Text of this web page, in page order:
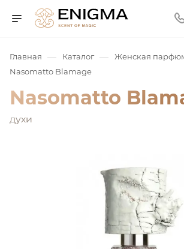
Главная — Каталог — Женская
Nasomatto Blamage
Nasomatto
духи